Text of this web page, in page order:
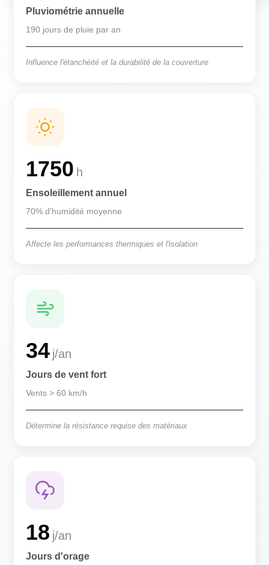
Pluviométrie annuelle
190 jours de pluie par an
Influence l'étanchéité et la durabilité de la couverture
1750 h
Ensoleillement annuel
70% d'humidité moyenne
Affecte les performances thermiques et l'isolation
34 j/an
Jours de vent fort
Vents > 60 km/h
Détermine la résistance requise des matériaux
18 j/an
Jours d'orage